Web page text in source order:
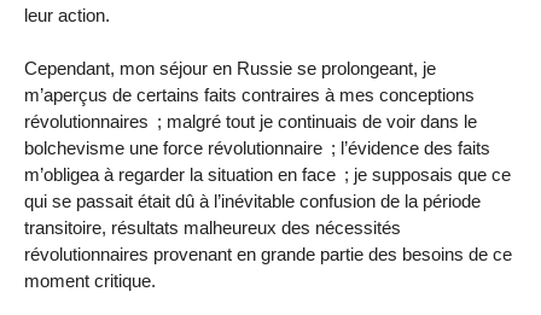
leur action.
Cependant, mon séjour en Russie se prolongeant, je
m’aperçus de certains faits contraires à mes conceptions
révolutionnaires ; malgré tout je continuais de voir dans le
bolchevisme une force révolutionnaire ; l’évidence des faits
m’obligea à regarder la situation en face ; je supposais que ce
qui se passait était dû à l’inévitable confusion de la période
transitoire, résultats malheureux des nécessités
révolutionnaires provenant en grande partie des besoins de ce
moment critique.